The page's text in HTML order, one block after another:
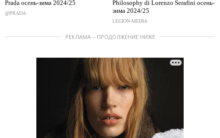
Prada осень-зима 2024/25
@PRADA
Philosophy di Lorenzo Serafini осень-
зима 2024/25
LEGION-MEDIA
РЕКЛАМА – ПРОДОЛЖЕНИЕ НИЖЕ